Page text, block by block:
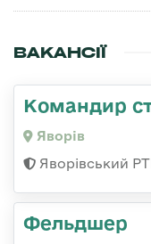
ВАКАНСІЇ
Командир
Яворів
Яворівський
Фельдшер